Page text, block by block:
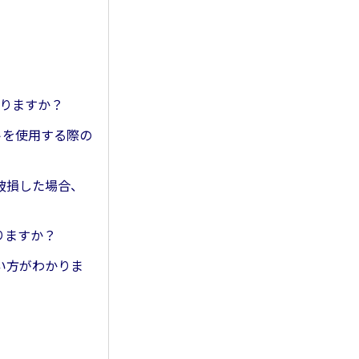
ますか？
使用する際の
した場合、
すか？
方がわかりま